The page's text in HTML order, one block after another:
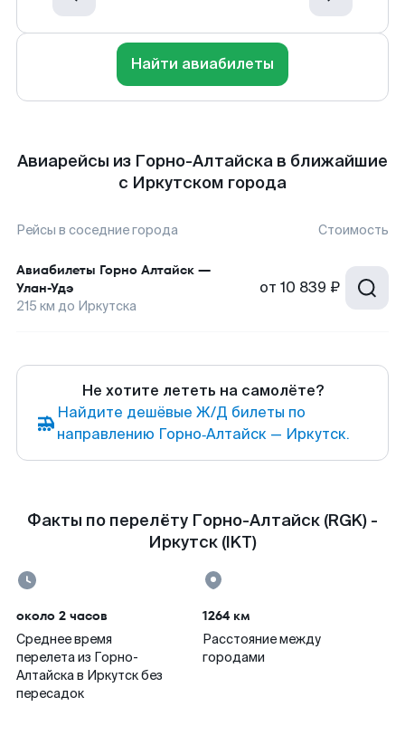
Найти авиабилеты
Авиарейсы из Горно-Алтайска в ближайшие
с Иркутском города
Рейсы в соседние города Стоимость
Авиабилеты Горно Алтайск —
Улан-Удэ
215 км до Иркутска
от 10 839 ₽
Не хотите лететь на самолёте?
Найдите дешёвые Ж/Д билеты по
направлению Горно‑Алтайск — Иркутск.
Факты по перелёту Горно-Алтайск (RGK) -
Иркутск (IKT)
около 2 часов
Среднее время
перелета из Горно-
Алтайска в Иркутск без
пересадок
1264 км
Расстояние между
городами